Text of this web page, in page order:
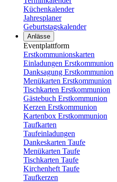
Küchenkalender
Jahresplaner
Geburtstagskalender
Anlässe
Eventplattform
Erstkommunionskarten
Einladungen Erstkommunion
Danksagung Erstkommunion
Menükarten Erstkommunion
Tischkarten Erstkommunion
Gästebuch Erstkommunion
Kerzen Erstkommunion
Kartenbox Erstkommunion
Taufkarten
Taufeinladungen
Dankeskarten Taufe
Menükarten Taufe
Tischkarten Taufe
Kirchenheft Taufe
Taufkerzen